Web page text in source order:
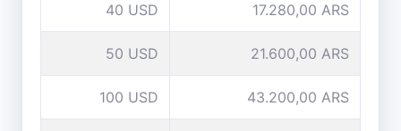
40 USD 17.280,00 ARS
50 USD 21.600,00 ARS
100 USD 43.200,00 ARS